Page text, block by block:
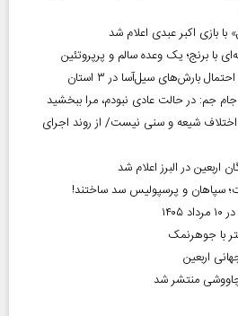
بازی اکبر عبدی اعلام شد
با برنج؛ یک وعده سالم و پرپروتئین
جام جم: در حالت عادی نبودم، مرا ببخشید
شیعه و سنی نیست/ از روند اجرای
اربعین در البرز اعلام شد
سپاهان و پرسپولیس سد ساختند!
با جوهرنمک
اربعین
منتشر شد